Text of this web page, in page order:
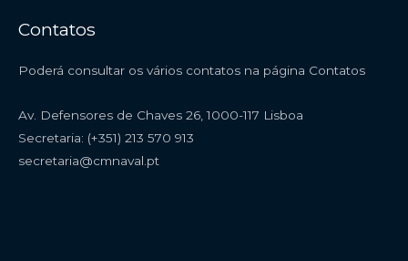
Contatos
Poderá consultar os vários contatos na página Contatos
Av. Defensores de Chaves 26, 1000-117 Lisboa
Secretaria: (+351) 213 570 913
secretaria@cmnaval.pt